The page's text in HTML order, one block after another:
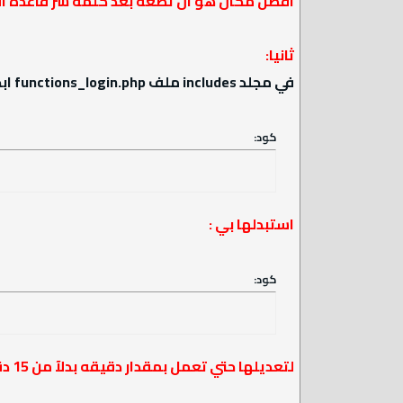
ثانيا:
في مجلد includes ملف functions_login.php ابحث عن
كود:
استبدلها بي :
كود:
لتعديلها حتي تعمل بمقدار دقيقه بدلآ من 15 دقيقة